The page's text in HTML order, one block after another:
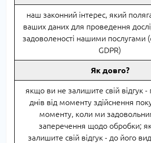
наш законний інтерес, який
ваших даних для проведення
задоволеності нашими послугами
GDPR)
Як довго?
якщо ви не залишите свій відгук -
днів від моменту здійснення
моменту, коли ми
заперечення щодо обробки;
залишите свій відгук - до його